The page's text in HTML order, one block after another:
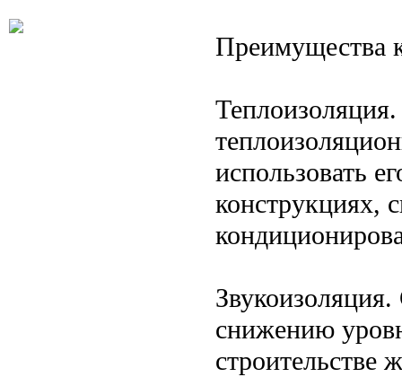
Преимущества
использовать
конструкциях,
Звукоизоляция.
снижению